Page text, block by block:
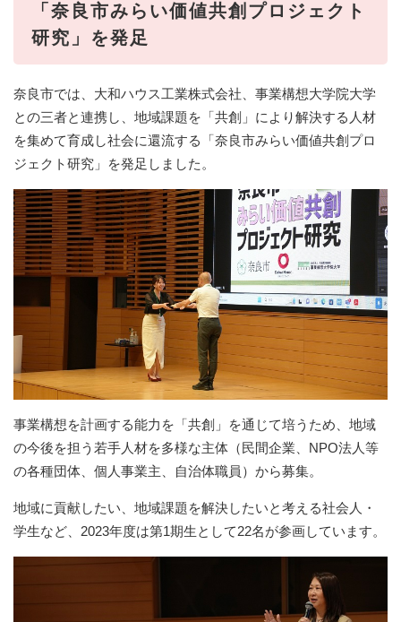
「奈良市みらい価値共創プロジェクト
研究」を発足
奈良市では、大和ハウス工業株式会社、事業構想大学院大学
との三者と連携し、地域課題を「共創」により解決する人材
を集めて育成し社会に還流する「奈良市みらい価値共創プロ
ジェクト研究」を発足しました。
事業構想を計画する能力を「共創」を通じて培うため、地域
の今後を担う若手人材を多様な主体（民間企業、NPO法人等
の各種団体、個人事業主、自治体職員）から募集。
地域に貢献したい、地域課題を解決したいと考える社会人・
学生など、2023年度は第1期生として22名が参画しています。​